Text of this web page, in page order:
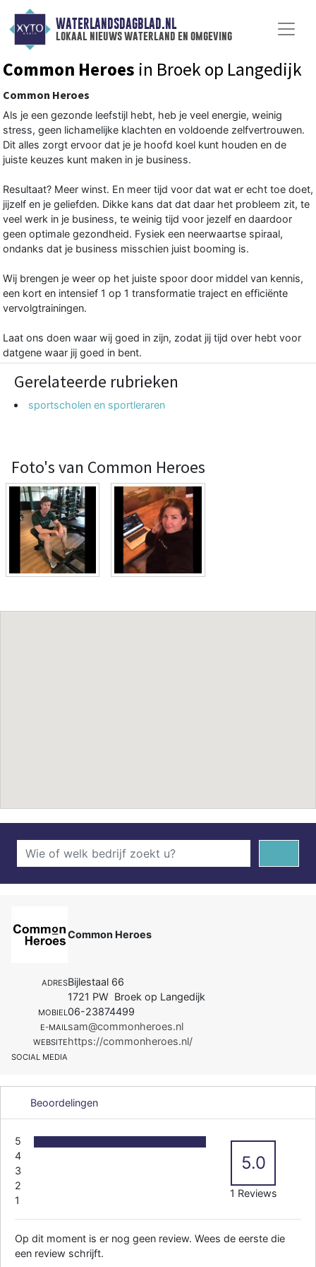
WATERLANDSDAGBLAD.NL
lokaal nieuws waterland en omgeving
Common Heroes in Broek op Langedijk
Common Heroes
Als je een gezonde leefstijl hebt, heb je veel energie, weinig
stress, geen lichamelijke klachten en voldoende zelfvertrouwen.
Dit alles zorgt ervoor dat je je hoofd koel kunt houden en de
juiste keuzes kunt maken in je business.
Resultaat? Meer winst. En meer tijd voor dat wat er echt toe doet,
jijzelf en je geliefden. Dikke kans dat dat daar het probleem zit, te
veel werk in je business, te weinig tijd voor jezelf en daardoor
geen optimale gezondheid. Fysiek een neerwaartse spiraal,
ondanks dat je business misschien juist booming is.
Wij brengen je weer op het juiste spoor door middel van kennis,
een kort en intensief 1 op 1 transformatie traject en efficiënte
vervolgtrainingen.
Laat ons doen waar wij goed in zijn, zodat jij tijd over hebt voor
datgene waar jij goed in bent.
Gerelateerde rubrieken
sportscholen en sportleraren
Foto's van Common Heroes
Common Heroes
ADRESBijlestaal 66
1721 PW Broek op Langedijk
MOBIEL06-23874499
E-MAILsam@commonheroes.nl
WEBSITEhttps://commonheroes.nl/
SOCIAL MEDIA
Beoordelingen
5
4
3
2
1
5.0
1 Reviews
Op dit moment is er nog geen review. Wees de eerste die
een review schrijft.